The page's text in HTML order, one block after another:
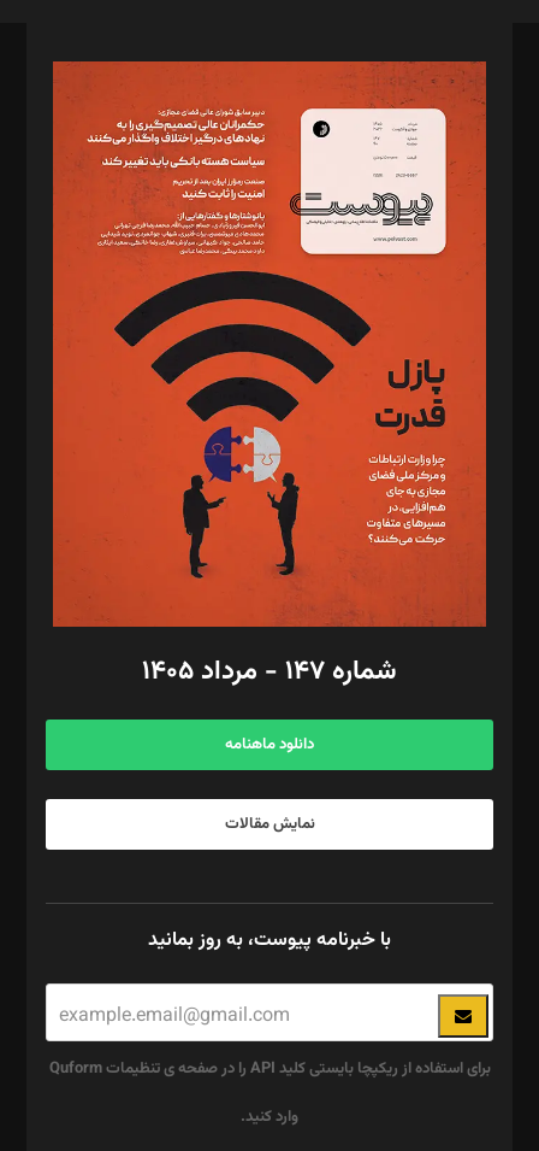
مدیر مسئول: محمدباقر اثنی‌عشری
سردبیر: مهرک محمودی
دبیر تحریریه: میثم قاسمی
د‌بیر ناداستان: سمانه سمیع
د‌بیر خدمت و تجارت: ابوالفضل رجبی
د‌بیر حقوق فناوری: حسام‌الدین ایپکچی
د‌بیر پیوست جهان: مینا پاکدل
د‌بیر تحریریه آنلاین: بابک نقاش
تحریریه‌: مجتبی محمود‌ی، آرش برهمند، یسنا امان‌پور، سروش کرمیان،
مصطفی مسجدی آرانی، ابوالفضل رجبی، زهرا فکرانه، فائزه فتحی
رستمی،مصطفی باستان
ویرایش: نگار استاد‌‌آقا
طراح یونیفرم: مجید توکلی
فیلمبرداری و عکاسی: امیر شفیعی، مانی لطفی زاده
گرافیک و صفحه‌آرایی: سید‌سبحان‌علی ثابت
مد‌یر توسعه تجاری: کامبیز برید‌
امور مالی: شاپور رهبری، محمد‌ کاظمی‌نیا
آگهی و مشترکین: ۰۹۱۹۹۹۹۰۴۵۴
شماره ۱۴۷ - مرداد ۱۴۰۵
دانلود ماهنامه
نمایش مقالات
با خبرنامه پیوست، به روز بمانید
برای استفاده از ریکپچا بایستی کلید API را در صفحه ی تنظیمات Quform
وارد کنید.